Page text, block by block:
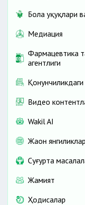
Бола ҳуқуқлари
Медиация
Фармацевтика
агентлиги
Қонунчиликдаги
Видео
Wakil AI
Жаҳон
Cуғурта
Жамият
Ҳодисалар